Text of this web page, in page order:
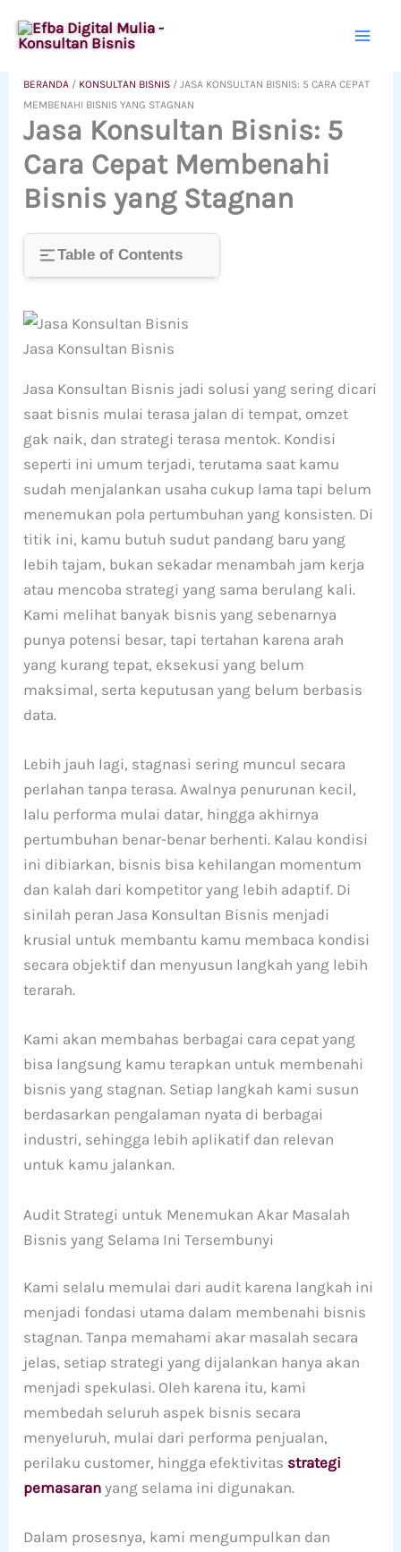
ke
BERANDA / KONSULTAN BISNIS /JASA KONSULTAN BISNIS: 5 CARA CEPAT
MEMBENAHI BISNIS YANG STAGNAN
Jasa Konsultan Bisnis: 5
Cara Cepat Membenahi
Bisnis yang Stagnan
Table of Contents
Jasa Konsultan Bisnis
Jasa Konsultan Bisnis jadi solusi yang sering dicari
saat bisnis mulai terasa jalan di tempat, omzet
gak naik, dan strategi terasa mentok. Kondisi
seperti ini umum terjadi, terutama saat kamu
sudah menjalankan usaha cukup lama tapi belum
menemukan pola pertumbuhan yang konsisten. Di
titik ini, kamu butuh sudut pandang baru yang
lebih tajam, bukan sekadar menambah jam kerja
atau mencoba strategi yang sama berulang kali.
Kami melihat banyak bisnis yang sebenarnya
punya potensi besar, tapi tertahan karena arah
yang kurang tepat, eksekusi yang belum
maksimal, serta keputusan yang belum berbasis
data.
Lebih jauh lagi, stagnasi sering muncul secara
perlahan tanpa terasa. Awalnya penurunan kecil,
lalu performa mulai datar, hingga akhirnya
pertumbuhan benar-benar berhenti. Kalau kondisi
ini dibiarkan, bisnis bisa kehilangan momentum
dan kalah dari kompetitor yang lebih adaptif. Di
sinilah peran Jasa Konsultan Bisnis menjadi
krusial untuk membantu kamu membaca kondisi
secara objektif dan menyusun langkah yang lebih
terarah.
Kami akan membahas berbagai cara cepat yang
bisa langsung kamu terapkan untuk membenahi
bisnis yang stagnan. Setiap langkah kami susun
berdasarkan pengalaman nyata di berbagai
industri, sehingga lebih aplikatif dan relevan
untuk kamu jalankan.
Audit Strategi untuk Menemukan Akar Masalah
Bisnis yang Selama Ini Tersembunyi
Kami selalu memulai dari audit karena langkah ini
menjadi fondasi utama dalam membenahi bisnis
stagnan. Tanpa memahami akar masalah secara
jelas, setiap strategi yang dijalankan hanya akan
menjadi spekulasi. Oleh karena itu, kami
membedah seluruh aspek bisnis secara
menyeluruh, mulai dari performa penjualan,
perilaku customer, hingga efektivitas strategi
pemasaran yang selama ini digunakan.
Dalam prosesnya, kami mengumpulkan dan